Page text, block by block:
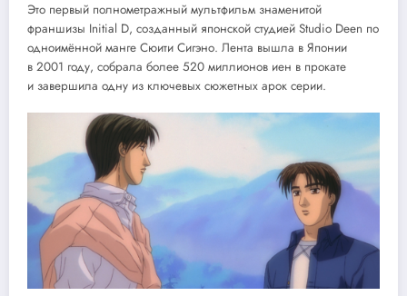
Это первый полнометражный мультфильм знаменитой
франшизы Initial D, созданный японской студией Studio Deen по
одноимённой манге Сюити Сигэно. Лента вышла в Японии
в 2001 году, собрала более 520 миллионов иен в прокате
и завершила одну из ключевых сюжетных арок серии.